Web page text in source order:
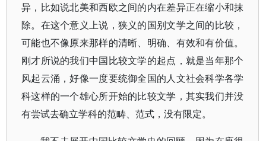
异，比如说北美和西欧之间的内在差异正在缩小和抹
除。在这个意义上说，狭义的国别文学之间的比较，
可能也不像原来那样的清晰、明确、有效和有价值。
刚才所说的我们中国比较文学的起点，就是当年那个
风起云涌，好像一度要统御全国的人文社会科学各学
科这样的一个雄心所开始的比较文学，其实我们并没
有尝试去确立学科的范畴、范式，没有限定。